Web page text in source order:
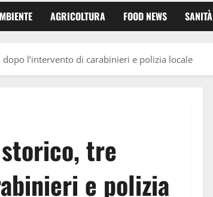
AGRICOLTURA FOOD NEWS SANITÀ
l’intervento di carabinieri e polizia locale
tre
e polizia